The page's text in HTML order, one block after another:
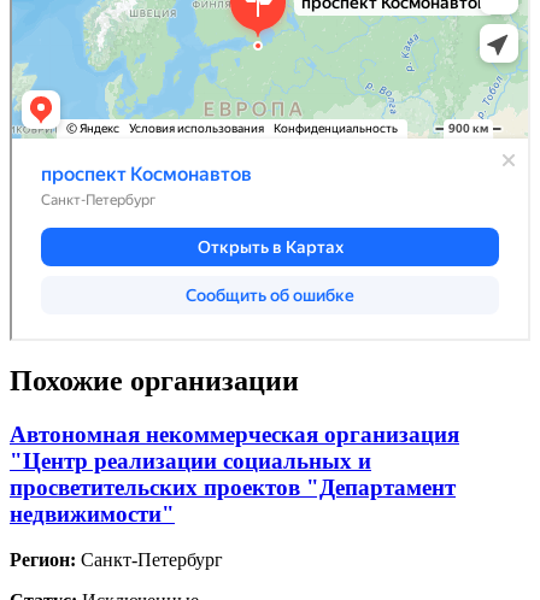
Похожие организации
Автономная некоммерческая организация
"Центр реализации социальных и
просветительских проектов "Департамент
недвижимости"
Регион: Санкт-Петербург